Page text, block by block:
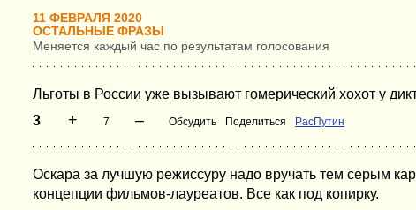
11 ФЕВРАЛЯ 2020
ОСТАЛЬНЫЕ ФРАЗЫ
Меняется каждый час по результатам голосования
Льготы в России уже вызывают гомерический хохот у
3
+ 7 – Обсудить Поделиться РасПутин
Оскара за лучшую режиссуру надо вручать тем серым
концепции фильмов-лауреатов. Все как под копирку.